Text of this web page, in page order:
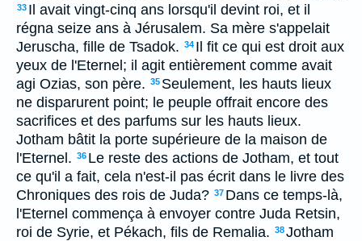
33 Il avait vingt-cinq ans lorsqu'il devint roi, et il
régna seize ans à Jérusalem. Sa mère s'appelait
Jeruscha, fille de Tsadok. 34 Il fit ce qui est droit aux
yeux de l'Eternel; il agit entièrement comme avait
agi Ozias, son père. 35 Seulement, les hauts lieux
ne disparurent point; le peuple offrait encore des
sacrifices et des parfums sur les hauts lieux.
Jotham bâtit la porte supérieure de la maison de
l'Eternel. 36 Le reste des actions de Jotham, et tout
ce qu'il a fait, cela n'est-il pas écrit dans le livre des
Chroniques des rois de Juda? 37 Dans ce temps-là,
l'Eternel commença à envoyer contre Juda Retsin,
roi de Syrie, et Pékach, fils de Remalia. 38Jotham